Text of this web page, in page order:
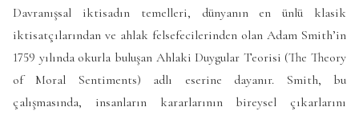
Davranışsal iktisadın temelleri, dünyanın en ünlü klasik
iktisatçılarından ve ahlak felsefecilerinden olan Adam Smith’in
1759 yılında okurla buluşan Ahlaki Duygular Teorisi (The Theory
of Moral Sentiments) adlı eserine dayanır. Smith, bu
çalışmasında, insanların kararlarının bireysel çıkarlarını